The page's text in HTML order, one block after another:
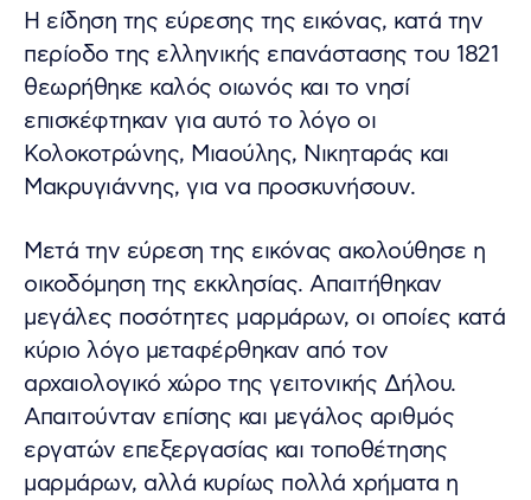
Η είδηση της εύρεσης της εικόνας, κατά την
περίοδο της ελληνικής επανάστασης του 1821
θεωρήθηκε καλός οιωνός και το νησί
επισκέφτηκαν για αυτό το λόγο οι
Κολοκοτρώνης, Μιαούλης, Νικηταράς και
Μακρυγιάννης, για να προσκυνήσουν.
Μετά την εύρεση της εικόνας ακολούθησε η
οικοδόμηση της εκκλησίας. Απαιτήθηκαν
μεγάλες ποσότητες μαρμάρων, οι οποίες κατά
κύριο λόγο μεταφέρθηκαν από τον
αρχαιολογικό χώρο της γειτονικής Δήλου.
Απαιτούνταν επίσης και μεγάλος αριθμός
εργατών επεξεργασίας και τοποθέτησης
μαρμάρων, αλλά κυρίως πολλά χρήματα η